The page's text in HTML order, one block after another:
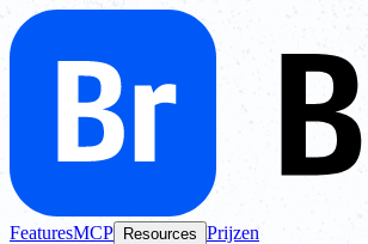
FeaturesMCP Resources Prijzen